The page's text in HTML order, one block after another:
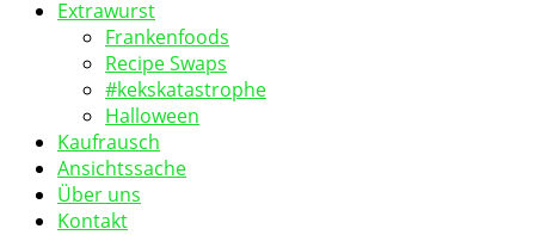
Extrawurst
Frankenfoods
Recipe Swaps
#kekskatastrophe
Halloween
Kaufrausch
Ansichtssache
Über uns
Kontakt